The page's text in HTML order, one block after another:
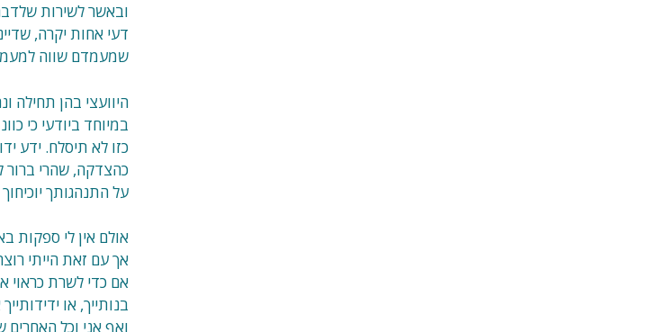
ובאשר לשירות
דעי אחות יקרה,
שמעמדם שווה
היוועצי בהן תחילה
במיוחד ביודעי כי
כזו לא תיסלח. ידע
כהצדקה, שהרי ברור
על התנהגותך
אולם אין לי ספקות
אך עם זאת הייתי
אם כדי לשרת כראוי
בנותייך, או
ואף אני וכל האחרים